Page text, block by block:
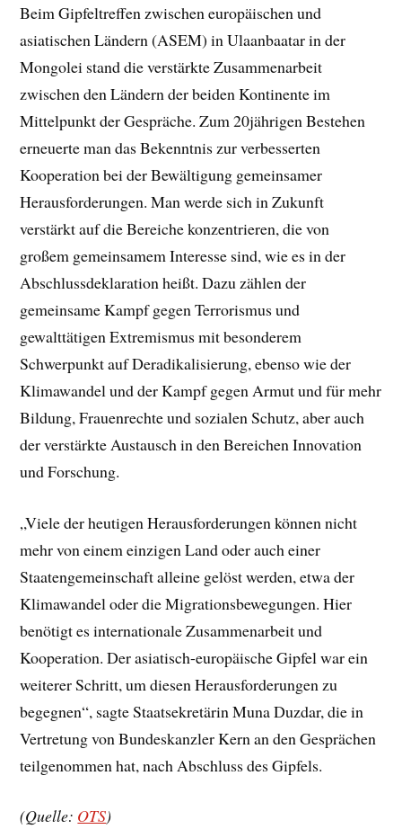
Beim Gipfeltreffen zwischen europäischen und
asiatischen Ländern (ASEM) in Ulaanbaatar in der
Mongolei stand die verstärkte Zusammenarbeit
zwischen den Ländern der beiden Kontinente im
Mittelpunkt der Gespräche. Zum 20jährigen Bestehen
erneuerte man das Bekenntnis zur verbesserten
Kooperation bei der Bewältigung gemeinsamer
Herausforderungen. Man werde sich in Zukunft
verstärkt auf die Bereiche konzentrieren, die von
großem gemeinsamem Interesse sind, wie es in der
Abschlussdeklaration heißt. Dazu zählen der
gemeinsame Kampf gegen Terrorismus und
gewalttätigen Extremismus mit besonderem
Schwerpunkt auf Deradikalisierung, ebenso wie der
Klimawandel und der Kampf gegen Armut und für mehr
Bildung, Frauenrechte und sozialen Schutz, aber auch
der verstärkte Austausch in den Bereichen Innovation
und Forschung.
„Viele der heutigen Herausforderungen können nicht
mehr von einem einzigen Land oder auch einer
Staatengemeinschaft alleine gelöst werden, etwa der
Klimawandel oder die Migrationsbewegungen. Hier
benötigt es internationale Zusammenarbeit und
Kooperation. Der asiatisch-europäische Gipfel war ein
weiterer Schritt, um diesen Herausforderungen zu
begegnen“, sagte Staatsekretärin Muna Duzdar, die in
Vertretung von Bundeskanzler Kern an den Gesprächen
teilgenommen hat, nach Abschluss des Gipfels.
(Quelle: OTS)